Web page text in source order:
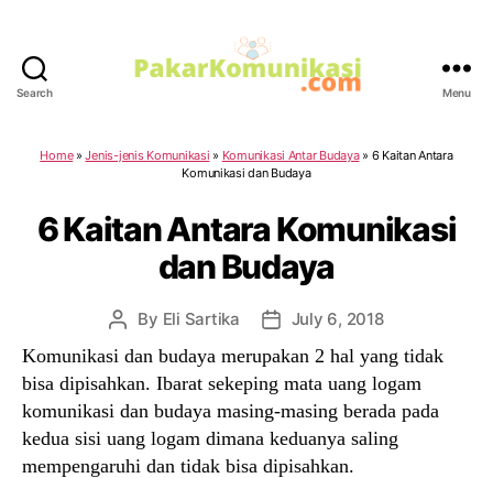
Search Menu
Home»Jenis-jenis Komunikasi » Komunikasi Antar Budaya» 6 Kaitan Antara
Komunikasi dan Budaya
6 Kaitan Antara Komunikasi
dan Budaya
Post
author
By Eli Sartika
Post
date
July 6, 2018
Komunikasi dan budaya merupakan 2 hal yang tidak
bisa dipisahkan. Ibarat sekeping mata uang logam
komunikasi dan budaya masing-masing berada pada
kedua sisi uang logam dimana keduanya saling
mempengaruhi dan tidak bisa dipisahkan.